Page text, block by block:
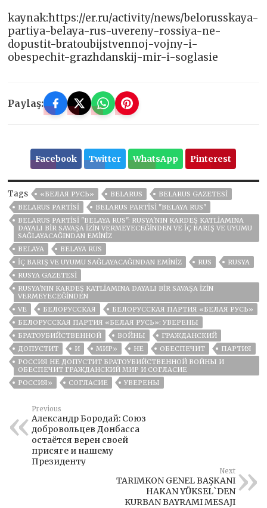
kaynak:https://er.ru/activity/news/belorusskaya-
partiya-belaya-rus-uvereny-rossiya-ne-
dopustit-bratoubijstvennoj-vojny-i-
obespechit-grazhdanskij-mir-i-soglasie
Paylaş:
Facebook Twitter WhatsApp Pinterest
Tags «БЕЛАЯ РУСЬ» BELARUS
BELARUS GAZETESI
BELARUS PARTISI
BELARUS PARTISI "BELAYA RUS"
BELARUS PARTISI "BELAYA RUS": RUSYA'NIN KARDEŞ KATLIAMINA
DAYALI BIR SAVAŞA IZIN VERMEYECEĞINDEN VE IÇ BARIŞ VE UYUMU
SAĞLAYACAĞINDAN EMINIZ
BELAYA
BELAYA RUS
IÇ BARIŞ VE UYUMU SAĞLAYACAĞINDAN EMINIZ
RUS
RUSYA
RUSYA GAZETESI
RUSYA'NIN KARDEŞ KATLIAMINA DAYALI BIR SAVAŞA IZIN
VERMEYECEĞINDEN
VE
БЕЛОРУССКАЯ
БЕЛОРУССКАЯ ПАРТИЯ «БЕЛАЯ РУСЬ»
БЕЛОРУССКАЯ ПАРТИЯ «БЕЛАЯ РУСЬ»: УВЕРЕНЫ
БРАТОУБИЙСТВЕННОЙ
ВОЙНЫ
ГРАЖДАНСКИЙ
ДОПУСТИТ
И МИР» НЕ ОБЕСПЕЧИТ
ПАРТИЯ
РОССИЯ НЕ ДОПУСТИТ БРАТОУБИЙСТВЕННОЙ ВОЙНЫ И
ОБЕСПЕЧИТ ГРАЖДАНСКИЙ МИР И СОГЛАСИЕ
РОССИЯ»
СОГЛАСИЕ УВЕРЕНЫ
Previous
Александр Бородай: Союз
добровольцев Донбасса
остаётся верен своей
присяге и нашему
Президенту
Next
TARIMKON GENEL BAŞKANI
HAKAN YÜKSEL`DEN
KURBAN BAYRAMI MESAJI